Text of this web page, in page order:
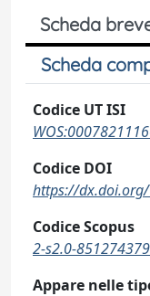
Scheda
Scheda
Codice UT ISI
Codice DOI
https://
Codice Scopus
2-s2.0-
Appare nelle